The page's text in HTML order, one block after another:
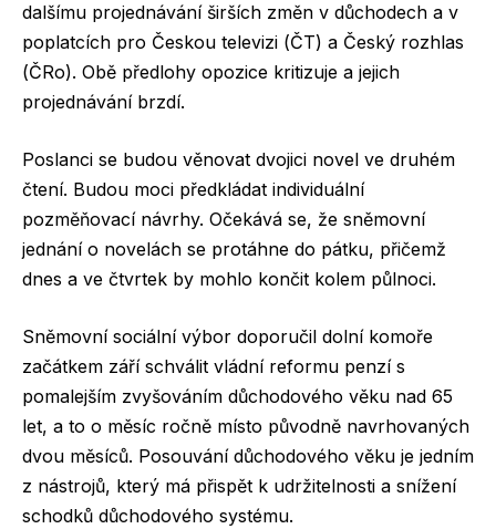
dalšímu projednávání širších změn v důchodech a v
poplatcích pro Českou televizi (ČT) a Český rozhlas
(ČRo). Obě předlohy opozice kritizuje a jejich
projednávání brzdí.
Poslanci se budou věnovat dvojici novel ve druhém
čtení. Budou moci předkládat individuální
pozměňovací návrhy. Očekává se, že sněmovní
jednání o novelách se protáhne do pátku, přičemž
dnes a ve čtvrtek by mohlo končit kolem půlnoci.
Sněmovní sociální výbor doporučil dolní komoře
začátkem září schválit vládní reformu penzí s
pomalejším zvyšováním důchodového věku nad 65
let, a to o měsíc ročně místo původně navrhovaných
dvou měsíců. Posouvání důchodového věku je jedním
z nástrojů, který má přispět k udržitelnosti a snížení
schodků důchodového systému.